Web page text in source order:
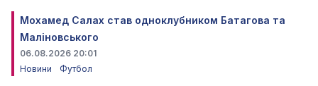
Мохамед Салах став одноклубником Батагова та
Маліновського
06.08.2026 20:01
Новини
Футбол